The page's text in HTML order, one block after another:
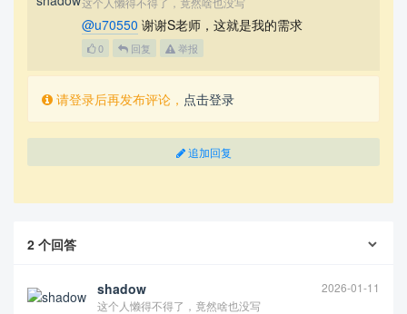
@u70550 谢谢S老师，这就是我的需求
0 回复 举报
请登录后再发布评论， 点击登录
追加回复
2 个回答
shadow
2026-01-11
这个人懒得不得了，竟然啥也没写